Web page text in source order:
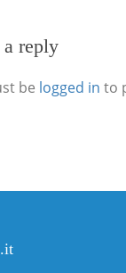
reply
be logged in to